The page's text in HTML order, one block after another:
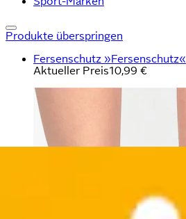
Produkte überspringen
Fersenschutz »Fersenschutz«
Aktueller Preis10,99 €